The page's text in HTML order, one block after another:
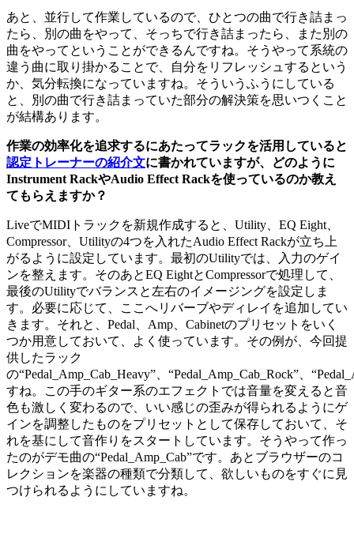
あと、並行して作業しているので、ひとつの曲で行き詰まっ
たら、別の曲をやって、そっちで行き詰まったら、また別の
曲をやってということができるんですね。そうやって系統の
違う曲に取り掛かることで、自分をリフレッシュするという
か、気分転換になっていますね。そういうふうにしている
と、別の曲で行き詰まっていた部分の解決策を思いつくこと
が結構あります。
作業の効率化を追求するにあたってラックを活用していると
認定トレーナーの紹介文に書かれていますが、どのように
Instrument RackやAudio Effect Rackを使っているのか教え
てもらえますか？
LiveでMIDIトラックを新規作成すると、Utility、EQ Eight、
Compressor、Utilityの4つを入れたAudio Effect Rackが立ち上
がるように設定しています。最初のUtilityでは、入力のゲイ
ンを整えます。そのあとEQ EightとCompressorで処理して、
最後のUtilityでバランスと左右のイメージングを設定しま
す。必要に応じて、ここへリバーブやディレイを追加してい
きます。それと、Pedal、Amp、Cabinetのプリセットをいく
つか用意しておいて、よく使っています。その例が、今回提
供したラック
の“Pedal_Amp_Cab_Heavy”、“Pedal_Amp_Cab_Rock”、
すね。この手のギター系のエフェクトでは音量を変えると音
色も激しく変わるので、いい感じの歪みが得られるようにゲ
インを調整したものをプリセットとして保存しておいて、そ
れを基にして音作りをスタートしています。そうやって作っ
たのがデモ曲の“Pedal_Amp_Cab”です。あとブラウザーのコ
レクションを楽器の種類で分類して、欲しいものをすぐに見
つけられるようにしていますね。